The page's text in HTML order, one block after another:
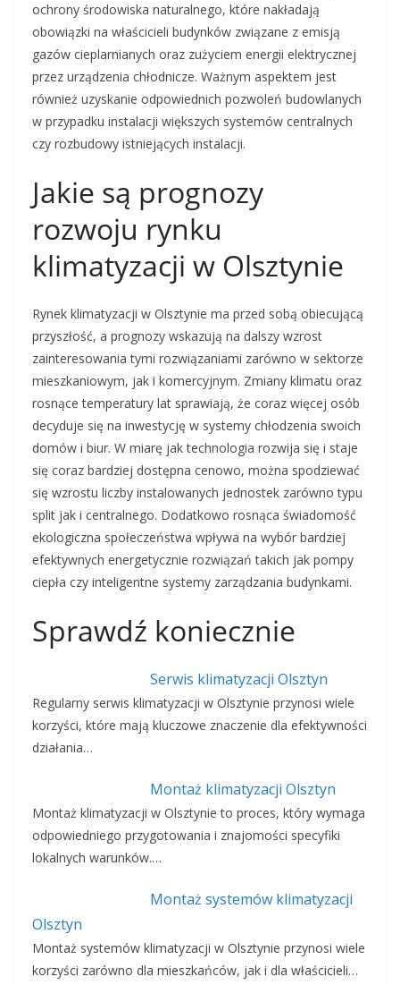
ochrony środowiska naturalnego, które nakładają
obowiązki na właścicieli budynków związane z emisją
gazów cieplarnianych oraz zużyciem energii elektrycznej
przez urządzenia chłodnicze. Ważnym aspektem jest
również uzyskanie odpowiednich pozwoleń budowlanych
w przypadku instalacji większych systemów centralnych
czy rozbudowy istniejących instalacji.
Jakie są prognozy
rozwoju rynku
klimatyzacji w Olsztynie
Rynek klimatyzacji w Olsztynie ma przed sobą obiecującą
przyszłość, a prognozy wskazują na dalszy wzrost
zainteresowania tymi rozwiązaniami zarówno w sektorze
mieszkaniowym, jak i komercyjnym. Zmiany klimatu oraz
rosnące temperatury lat sprawiają, że coraz więcej osób
decyduje się na inwestycję w systemy chłodzenia swoich
domów i biur. W miarę jak technologia rozwija się i staje
się coraz bardziej dostępna cenowo, można spodziewać
się wzrostu liczby instalowanych jednostek zarówno typu
split jak i centralnego. Dodatkowo rosnąca świadomość
ekologiczna społeczeństwa wpływa na wybór bardziej
efektywnych energetycznie rozwiązań takich jak pompy
ciepła czy inteligentne systemy zarządzania budynkami.
Sprawdź koniecznie
Serwis klimatyzacji Olsztyn
Regularny serwis klimatyzacji w Olsztynie przynosi wiele
korzyści, które mają kluczowe znaczenie dla efektywności
działania…
Montaż klimatyzacji Olsztyn
Montaż klimatyzacji w Olsztynie to proces, który wymaga
odpowiedniego przygotowania i znajomości specyfiki
lokalnych warunków.…
Montaż systemów klimatyzacji
Olsztyn
Montaż systemów klimatyzacji w Olsztynie przynosi wiele
korzyści zarówno dla mieszkańców, jak i dla właścicieli…